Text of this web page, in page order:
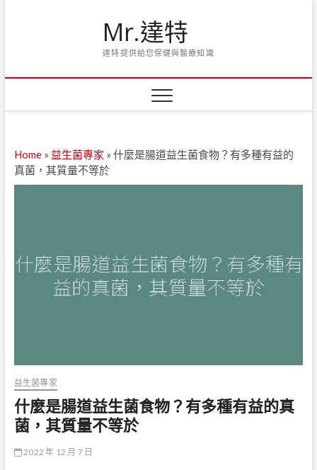
Mr.達特
達特提供給您保健與醫療知識
Home» 益生菌專家 » 什麼是腸道益生菌食物？有多種有益的
真菌，其質量不等於
益生菌專家
什麼是腸道益生菌食物？有多種有益的真
菌，其質量不等於
2022 年 12 月 7 日